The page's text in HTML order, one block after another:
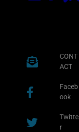
CONT
ACT
Faceb
ook
Twitte
r